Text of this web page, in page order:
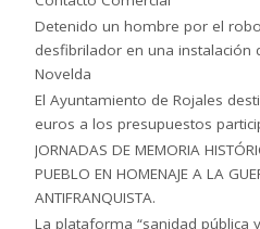
Detenido un hombre por el
desfibrilador en una instalación
Novelda
El Ayuntamiento de Rojales
euros a los presupuestos
JORNADAS DE MEMORIA
PUEBLO EN HOMENAJE A LA
ANTIFRANQUISTA.
La plataforma “sanidad pública